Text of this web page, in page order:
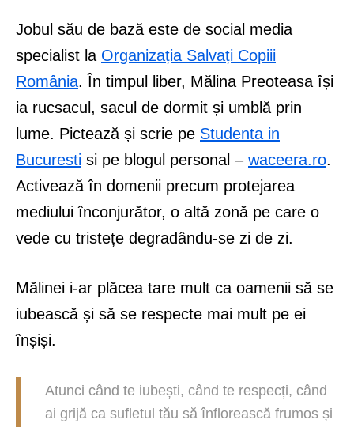
Jobul său de bază este de social media
specialist la Organizația Salvați Copiii
România. În timpul liber, Mălina Preoteasa își
ia rucsacul, sacul de dormit și umblă prin
lume. Pictează și scrie pe Studenta in
Bucuresti si pe blogul personal – waceera.ro.
Activează în domenii precum protejarea
mediului înconjurător, o altă zonă pe care o
vede cu tristețe degradându-se zi de zi.
Mălinei i-ar plăcea tare mult ca oamenii să se
iubească și să se respecte mai mult pe ei
înșiși.
Atunci când te iubești, când te respecți, când
ai grijă ca sufletul tău să înflorească frumos și